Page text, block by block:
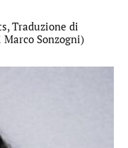
Traduzione di
Sonzogni)